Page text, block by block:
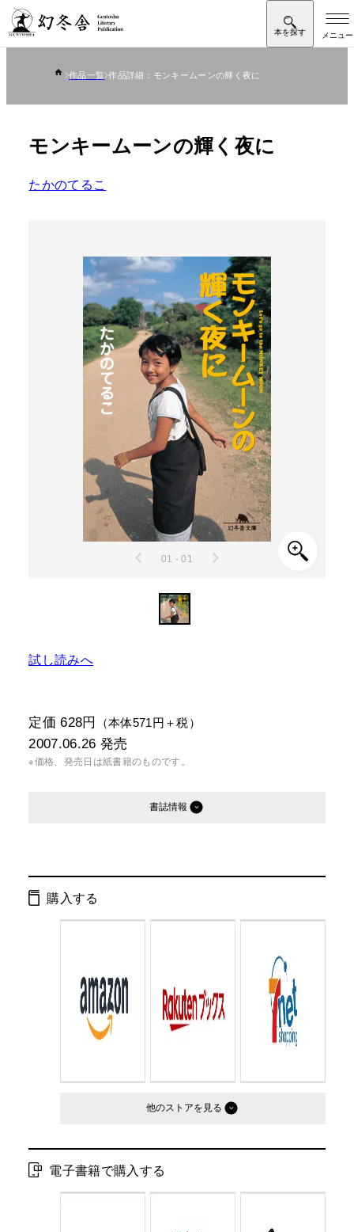
作品一覧 作品詳細：モンキームーンの輝く夜に
モンキームーンの輝く夜に
たかのてるこ
01 - 01
試し読みへ
定価 628円 （本体571円＋税）
2007.06.26 発売
※価格、発売日は紙書籍のものです。
書誌情報
ページ数：
判型： 文庫判
購入する
他のストア
電子書籍で購入する